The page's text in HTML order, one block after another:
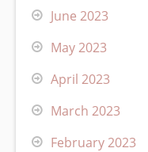
June 2023
May 2023
April 2023
March 2023
February 2023